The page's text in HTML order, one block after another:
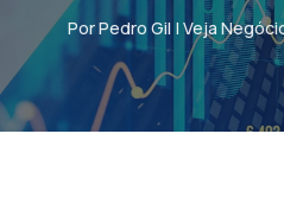
Por Pedro Gil | Veja